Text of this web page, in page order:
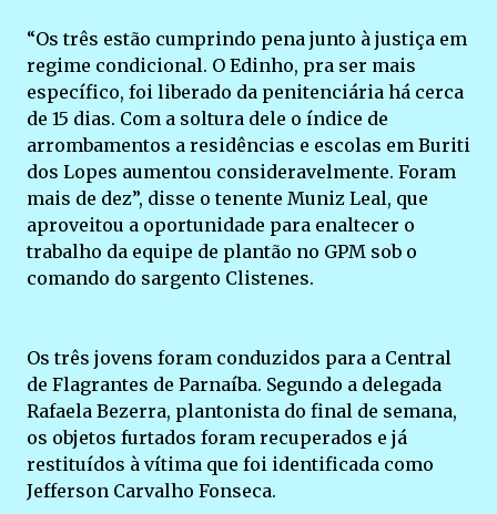
“Os três estão cumprindo pena junto à justiça em
regime condicional. O Edinho, pra ser mais
específico, foi liberado da penitenciária há cerca
de 15 dias. Com a soltura dele o índice de
arrombamentos a residências e escolas em Buriti
dos Lopes aumentou consideravelmente. Foram
mais de dez”, disse o tenente Muniz Leal, que
aproveitou a oportunidade para enaltecer o
trabalho da equipe de plantão no GPM sob o
comando do sargento Clistenes.
Os três jovens foram conduzidos para a Central
de Flagrantes de Parnaíba. Segundo a delegada
Rafaela Bezerra, plantonista do final de semana,
os objetos furtados foram recuperados e já
restituídos à vítima que foi identificada como
Jefferson Carvalho Fonseca.